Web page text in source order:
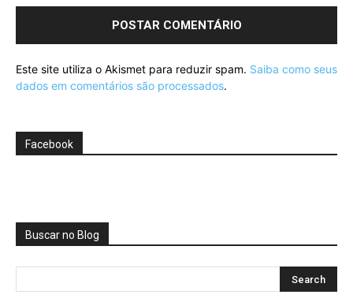
Este site utiliza o Akismet para reduzir spam. Saiba como seus
dados em comentários são processados.
Facebook
Buscar no Blog